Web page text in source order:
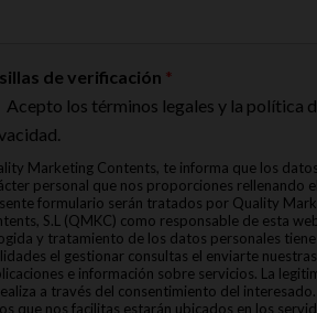
de verificación *
Acepto los términos legales y la política
Marketing Contents, te informa que los
personal que nos proporciones rellenando el
formulario serán tratados por Quality
S.L (QMKC) como responsable de esta
y tratamiento de los datos personales
el gestionar consultas el enviarte nuestras
e información sobre servicios. La
a través del consentimiento del interesado.
que nos facilitas estarán ubicados en los